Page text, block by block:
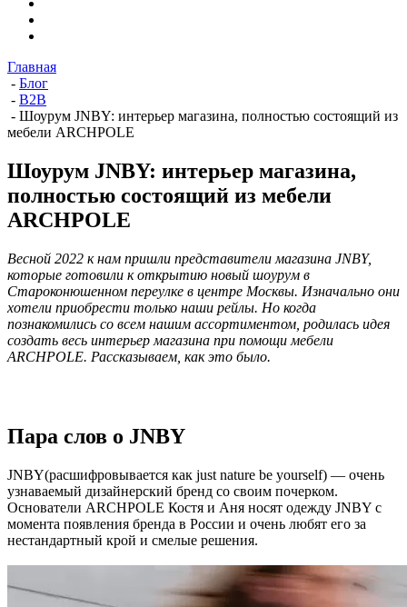
Главная
- Блог
- B2B
- Шоурум JNBY: интерьер магазина, полностью состоящий из
мебели ARCHPOLE
Шоурум JNBY: интерьер магазина,
полностью состоящий из мебели
ARCHPOLE
Весной 2022 к нам пришли представители магазина JNBY,
которые готовили к открытию новый шоурум в
Староконюшенном переулке в центре Москвы. Изначально они
хотели приобрести только наши рейлы. Но когда
познакомились со всем нашим ассортиментом, родилась идея
создать весь интерьер магазина при помощи мебели
ARCHPOLE. Рассказываем, как это было.
Пара слов о JNBY
JNBY(расшифровывается как just nature be yourself) — очень
узнаваемый дизайнерский бренд со своим почерком.
Основатели ARCHPOLE Костя и Аня носят одежду JNBY с
момента появления бренда в России и очень любят его за
нестандартный крой и смелые решения.